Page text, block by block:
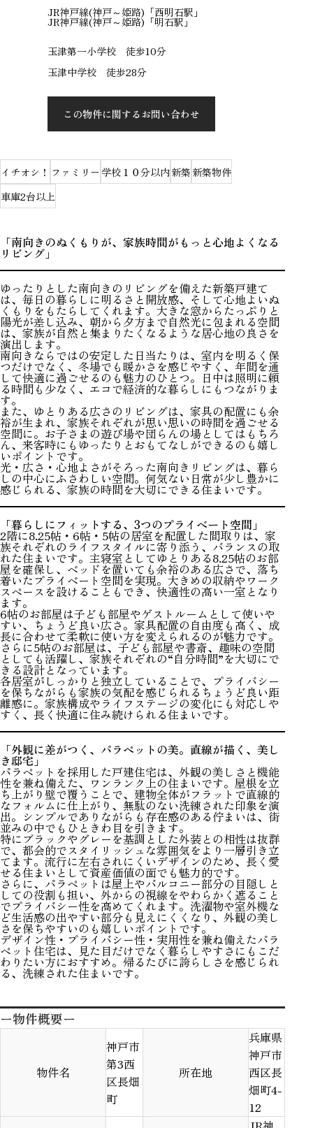
JR神戸線(神戸～姫路)「西明石駅」
JR神戸線(神戸～姫路)「明石駅」
玉津第一小学校 徒歩10分
玉津中学校 徒歩28分
この物件に関するお問い合わせ
イチオシ！ ファミリー 学校１０分以内新築 新築物件
車庫2台以上
「南向きのぬくもりが、家族時間がもっと心地よくなる
リビング」
ゆったりとした南向きのリビングを備えた新築戸建て
は、毎日の暮らしに明るさと開放感、そして心地よいぬ
くもりをもたらしてくれます。大きな窓からたっぷりと
陽光が差し込み、朝から夕方まで自然光に包まれる空間
は、家族が自然と集まりたくなるような居心地の良さを
演出します。
南向きならではの安定した日当たりは、室内を明るく保
つだけでなく、冬場でも暖かさを感じやすく、年間を通
して快適に過ごせるのも魅力のひとつ。日中は照明に頼
る時間も少なく、エコで経済的な暮らしにもつながりま
す。
また、ゆとりある広さのリビングは、家具の配置にも余
裕が生まれ、家族それぞれが思い思いの時間を過ごせる
空間に。お子さまの遊び場や団らんの場としてはもちろ
ん、来客時にもゆったりとおもてなしができるのも嬉し
いポイントです。
光・広さ・心地よさがそろった南向きリビングは、暮ら
しの中心にふさわしい空間。何気ない日常が少し豊かに
感じられる、家族の時間を大切にできる住まいです。
「暮らしにフィットする、3つのプライベート空間」
2階に8.25帖・6帖・5帖の居室を配置した間取りは、家
族それぞれのライフスタイルに寄り添う、バランスの取
れた住まいです。主寝室としてゆとりある8.25帖のお部
屋を確保し、ベッドを置いても余裕のある広さで、落ち
着いたプライベート空間を実現。大きめの収納やワーク
スペースを設けることもでき、快適性の高い一室となり
ます。
6帖のお部屋は子ども部屋やゲストルームとして使いや
すい、ちょうど良い広さ。家具配置の自由度も高く、成
長に合わせて柔軟に使い方を変えられるのが魅力です。
さらに5帖のお部屋は、子ども部屋や書斎、趣味の空間
としても活躍し、家族それぞれの“自分時間”を大切にで
きる設計となっています。
各居室がしっかりと独立していることで、プライバシー
を保ちながらも家族の気配を感じられるちょうど良い距
離感に。家族構成やライフステージの変化にも対応しや
すく、長く快適に住み続けられる住まいです。
「外観に差がつく、パラペットの美。直線が描く、美し
き邸宅」
パラペットを採用した戸建住宅は、外観の美しさと機能
性を兼ね備えた、ワンランク上の住まいです。屋根を立
ち上がり壁で覆うことで、建物全体がフラットで直線的
なフォルムに仕上がり、無駄のない洗練された印象を演
出。シンプルでありながらも存在感のある佇まいは、街
並みの中でもひときわ目を引きます。
特にブラックやグレーを基調とした外装との相性は抜群
で、都会的でスタイリッシュな雰囲気をより一層引き立
てます。流行に左右されにくいデザインのため、長く愛
せる住まいとして資産価値の面でも魅力的です。
さらに、パラペットは屋上やバルコニー部分の目隠しと
しての役割も担い、外からの視線をやわらかく遮ること
でプライバシー性を高めてくれます。洗濯物や室外機な
ど生活感の出やすい部分も見えにくくなり、外観の美し
さを保ちやすいのも嬉しいポイントです。
デザイン性・プライバシー性・実用性を兼ね備えたパラ
ペット住宅は、見た目だけでなく暮らしやすさにもこだ
わりたい方におすすめ。帰るたびに誇らしさを感じられ
る、洗練された住まいです。
ー物件概要ー
物件名
神戸市
第3西
区長畑
町
所在地
兵庫県
神戸市
西区長
畑町4-
12